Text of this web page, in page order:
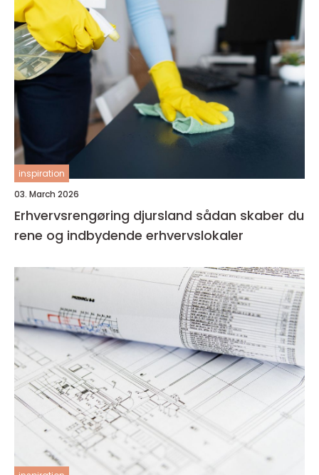
inspiration
03. March 2026
Erhvervsrengøring djursland sådan skaber du
rene og indbydende erhvervslokaler